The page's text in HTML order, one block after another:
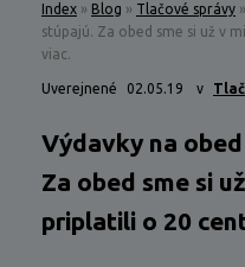
Index » Blog » Tlačové správy »
stúpajú. Za obed sme si už v
viac.
Uverejnené 02.05.19 v
Výdavky na
Za obed sme si
priplatili o 20